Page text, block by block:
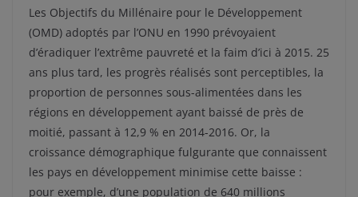
Les Objectifs du Millénaire pour le Développement
(OMD) adoptés par l’ONU en 1990 prévoyaient
d’éradiquer l’extrême pauvreté et la faim d’ici à 2015. 25
ans plus tard, les progrès réalisés sont perceptibles, la
proportion de personnes sous-alimentées dans les
régions en développement ayant baissé de près de
moitié, passant à 12,9 % en 2014-2016. Or, la
croissance démographique fulgurante que connaissent
les pays en développement minimise cette baisse :
pour exemple, d’une population de 640 millions